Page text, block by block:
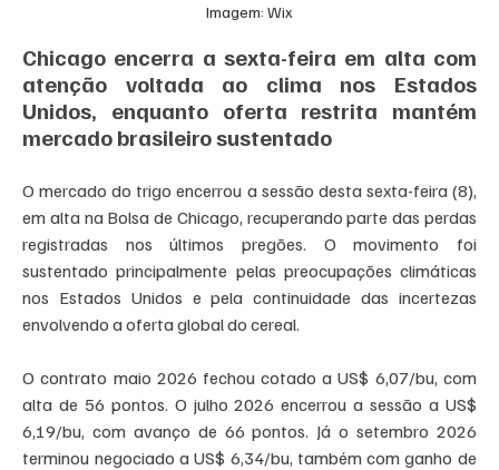
Imagem: Wix
Chicago encerra a sexta-feira em alta com
atenção voltada ao clima nos Estados
Unidos, enquanto oferta restrita mantém
mercado brasileiro sustentado
O mercado do trigo encerrou a sessão desta sexta-feira (8),
em alta na Bolsa de Chicago, recuperando parte das perdas
registradas nos últimos pregões. O movimento foi
sustentado principalmente pelas preocupações climáticas
nos Estados Unidos e pela continuidade das incertezas
envolvendo a oferta global do cereal.
O contrato maio 2026 fechou cotado a US$ 6,07/bu, com
alta de 56 pontos. O julho 2026 encerrou a sessão a US$
6,19/bu, com avanço de 66 pontos. Já o setembro 2026
terminou negociado a US$ 6,34/bu, também com ganho de